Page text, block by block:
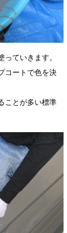
ていきます。
コートで色を決
ことが多い標準